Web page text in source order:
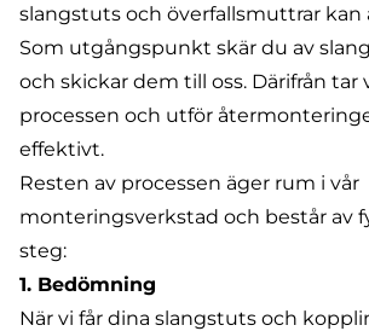
slangstuts och överfallsmuttrar kan
Som utgångspunkt skär du av
och skickar dem till oss. Därifrån tar
processen och utför
effektivt.
Resten av processen äger rum i vår
monteringsverkstad och består av
steg:
1. Bedömning
När vi får dina slangstuts och